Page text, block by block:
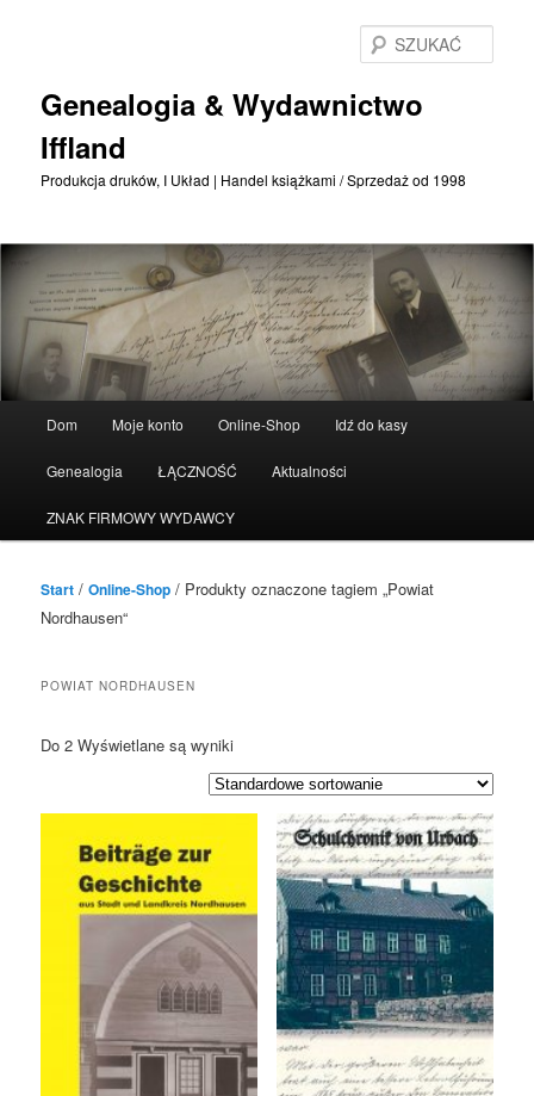
Genealogia & Wydawnictwo
Iffland
Produkcja druków, I Układ | Handel książkami / Sprzedaż od 1998
Dom Moje konto Online-Shop Idź do kasy
Genealogia ŁĄCZNOŚĆ Aktualności
ZNAK FIRMOWY WYDAWCY
Start /Online-Shop / Produkty oznaczone tagiem „Powiat
Nordhausen“
POWIAT NORDHAUSEN
Do 2 Wyświetlane są wyniki